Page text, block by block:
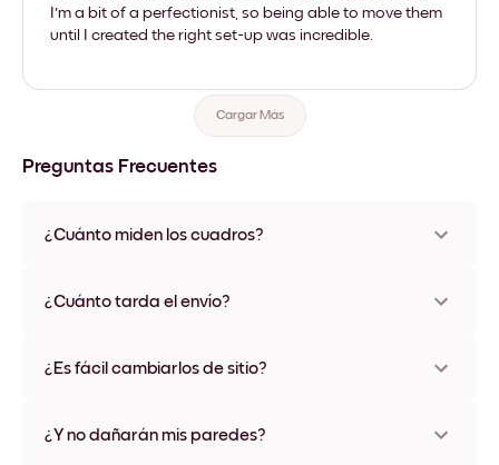
I'm a bit of a perfectionist, so being able to move them
until I created the right set-up was incredible.
Cargar Más
Preguntas Frecuentes
¿Cuánto miden los cuadros?
varios materiales y colores de marco, incluidas opciones sin
¿Cuánto tarda el envío?
disponibles en algunos países. Te enviaremos un número de
¿Es fácil cambiarlos de sitio?
ningún daño
¿Y no dañarán mis paredes?